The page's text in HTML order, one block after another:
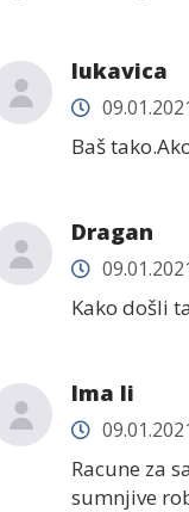
lukavica
Baš
Dragan
Kako došli
Ima li
Racune za
sumnjive